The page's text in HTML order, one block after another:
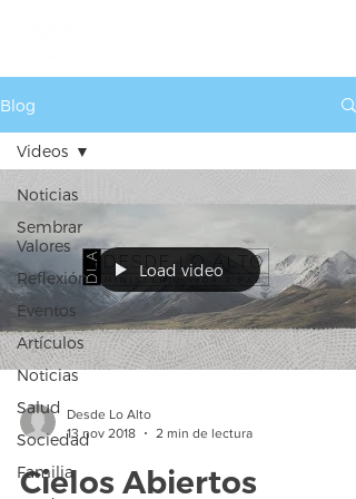
Blog
Noticias
Sembrar
Valores
Reflexión
Eventos
Artículos
Noticias
Salud
Sociedad
Familia
Videos
Load video
Desde Lo Alto
13 nov 2018
2 min de lectura
Cielos Abiertos